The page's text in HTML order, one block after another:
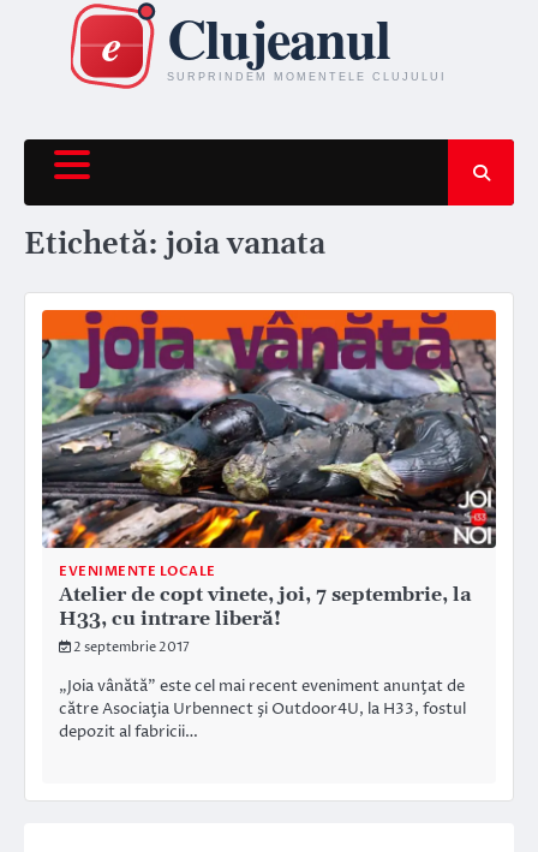
content
Etichetă:joia vanata
EVENIMENTE LOCALE
Atelier de copt vinete, joi, 7 septembrie, la
H33, cu intrare liberă!
2 septembrie 2017
„Joia vânătă” este cel mai recent eveniment anunţat de
către Asociaţia Urbennect şi Outdoor4U, la H33, fostul
depozit al fabricii…